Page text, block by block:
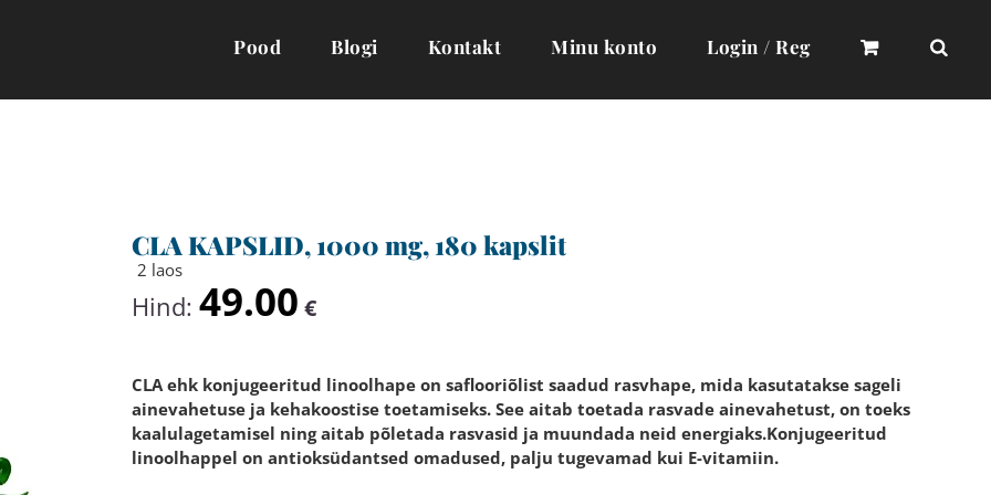
Pood Blogi Kontakt Minu konto Login / Reg
CLA KAPSLID, 1000 mg, 180 kapslit
2 laos
Hind: 49.00 €
CLA ehk konjugeeritud linoolhape on saflooriõlist saadud rasvhape, mida kasutatakse sageli
ainevahetuse ja kehakoostise toetamiseks. See aitab toetada rasvade ainevahetust, on toeks
kaalulagetamisel ning aitab põletada rasvasid ja muundada neid energiaks.Konjugeeritud
linoolhappel on antioksüdantsed omadused, palju tugevamad kui E-vitamiin.